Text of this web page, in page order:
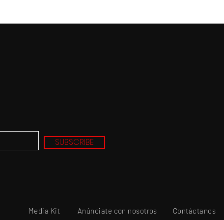
SUBSCRIBE
Media Kit Anúnciate con nosotros Contáctanos